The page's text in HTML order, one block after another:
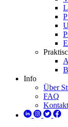
Info
Über
FAQ
Kontakt